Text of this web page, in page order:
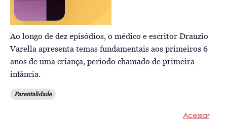
Ao longo de dez episódios, o médico e escritor Drauzio
Varella apresenta temas fundamentais aos primeiros 6
anos de uma criança, período chamado de primeira
infância.
Parentalidade
Acessar